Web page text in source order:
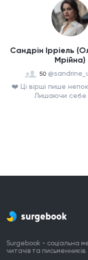
Сандрін Iрріель
Мрійна)
50
❤️ Ці вірші пише
Лишаючи себе
Surgebook - соціальна
читачів та письменників.